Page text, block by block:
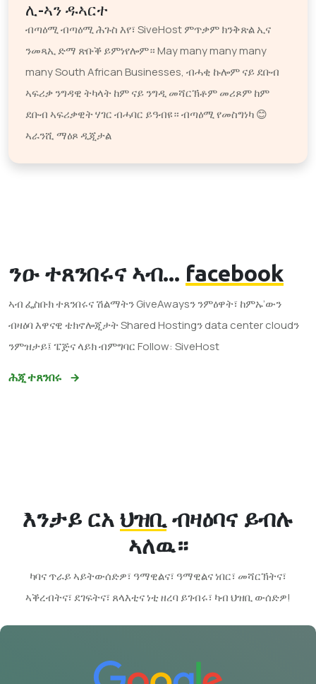
ሊ-ኣን ዱኣርተ
ብጣዕሚ ብጣዕሚ ሕጉስ እየ፣ SiveHost ምጥቃም ክንቅጽል ኢና
ንመጻኢ ድማ ጽቡቕ ይምነየሎም። May many many many
many South African Businesses, ብሓቂ ኩሎም ናይ ደቡብ
ኣፍሪቃ ንግዳዊ ትካላት ከም ናይ ንግዲ መሻርኽቶም መሪጾም ከም
ደቡብ ኣፍሪቃዊት ሃገር ብሓባር ይዓብዩ። ብጣዕሚ የመስግነካ 😊
ኣራንሺ ማዕጾ ዲጂታል
ንዑ ተጸንበሩና ኣብ... facebook
ኣብ ፌስቡክ ተጸንበሩና ሽልማትን GiveAwaysን ንምዕዋት፣ ከምኡ’ውን
ብዛዕባ እዋናዊ ቴክኖሎጂታት Shared Hostingን data center cloudን
ንምዝታይ፤ ፔጅና ላይክ ብምግባር Follow: SiveHost
ሕጂ ተጸንበሩ
እንታይ ርአ ህዝቢ ብዛዕባና ይብሉ
ኣለዉ።
ካባና ጥራይ ኣይትውሰድዎ፣ ዓማዊልና፣ ዓማዊልና ነበር፣ መሻርኽትና፣
ኣቕረብትና፣ ደገፍትና፣ ጸላእቲና ነቲ ዘረባ ይገብሩ፣ ካብ ህዝቢ ውሰድዎ!